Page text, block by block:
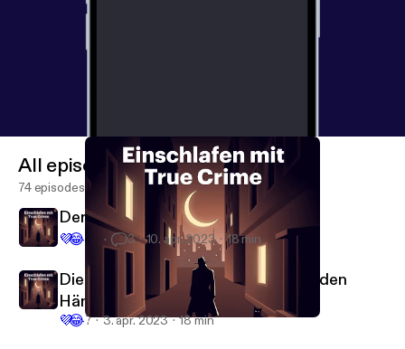
Niels Högel: Todesengel im Krankenhaus
All episodes
74 episodes
Der Madonnenraub
💜😂 3 10. apr. 2023 18 min
Die OPEC-Geiselnahme: Minister in den
Händen von Terroristen
💜😂7 3. apr. 2023 18 min